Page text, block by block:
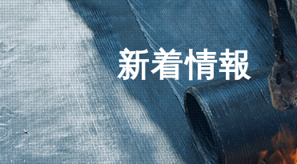
新着情報